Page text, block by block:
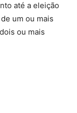
até a eleição
um ou mais
ou mais